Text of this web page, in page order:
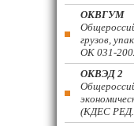
ОКВГУМ
грузов,
ОК 031-
ОКВЭД 2
(КДЕС